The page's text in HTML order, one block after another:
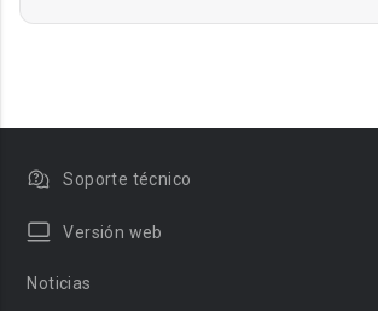
Soporte técnico
Versión web
Noticias